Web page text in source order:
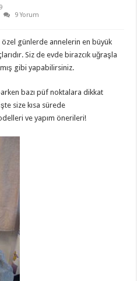
9 Yorum
günlerde annelerin en büyük
Siz de evde birazcık uğraşla
gibi yapabilirsiniz.
bazı püf noktalara dikkat
size kısa sürede
ve yapım önerileri!